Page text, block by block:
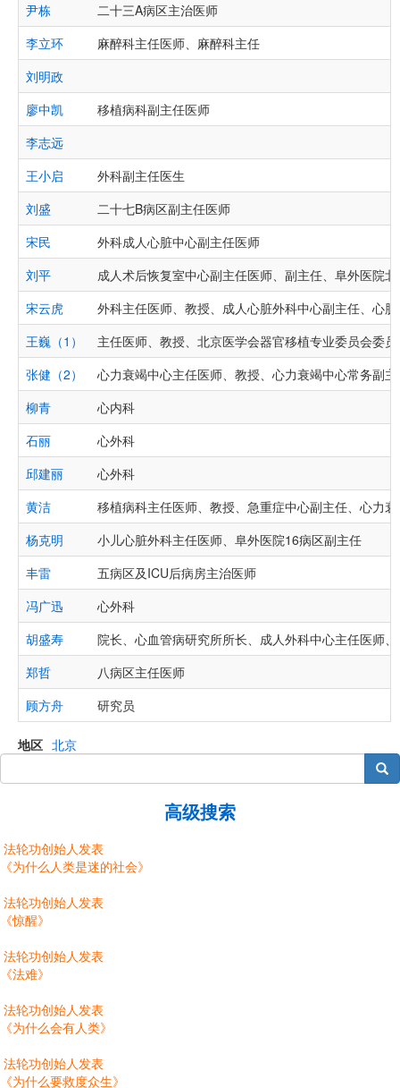
尹栋
二十三A病区主治医师
李立环
麻醉科主任医师、麻醉科主任
刘明政
廖中凯
移植病科副主任医师
李志远
王小启
外科副主任医生
刘盛
二十七B病区副主任医师
宋民
外科成人心脏中心副主任医师
刘平
成人术后恢复室中心副主任医师、副主任、阜外医院
宋云虎
外科主任医师、教授、成人心脏外科中心副主任、心
王巍（1）
主任医师、教授、北京医学会器官移植专业委员会委员
张健（2）
心力衰竭中心主任医师、教授、心力衰竭中心常务副
柳青
心内科
石丽
心外科
邱建丽
心外科
黄洁
移植病科主任医师、教授、急重症中心副主任、心力
杨克明
小儿心脏外科主任医师、阜外医院16病区副主任
丰雷
五病区及ICU后病房主治医师
冯广迅
心外科
胡盛寿
院长、心血管病研究所所长、成人外科中心主任医师
郑哲
八病区主任医师
顾方舟
研究员
地区 北京
搜索
高级搜索
法轮功创始人发表
《为什么人类是迷的社会》
法轮功创始人发表
《惊醒》
法轮功创始人发表
《法难》
法轮功创始人发表
《为什么会有人类》
法轮功创始人发表
《为什么要救度众生》